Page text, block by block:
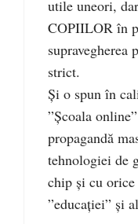
utile uneori,
COPIILOR în
strict.
Și o spun în
”Școala
propagandă
tehnologiei de
chip și cu
”educației” și